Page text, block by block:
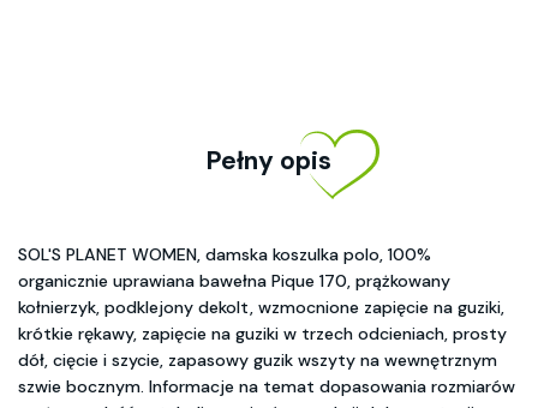
Pełny opis
SOL'S PLANET WOMEN, damska koszulka polo, 100%
organicznie uprawiana bawełna Pique 170, prążkowany
kołnierzyk, podklejony dekolt, wzmocnione zapięcie na guziki,
krótkie rękawy, zapięcie na guziki w trzech odcieniach, prosty
dół, cięcie i szycie, zapasowy guzik wszyty na wewnętrznym
szwie bocznym. Informacje na temat dopasowania rozmiarów